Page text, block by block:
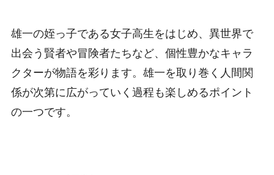
雄一の姪っ子である女子高生をはじめ、異世界で
出会う賢者や冒険者たちなど、個性豊かなキャラ
クターが物語を彩ります。雄一を取り巻く人間関
係が次第に広がっていく過程も楽しめるポイント
の一つです。